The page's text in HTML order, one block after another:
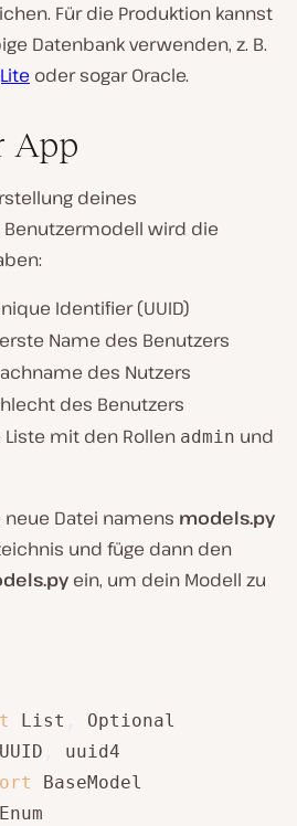
Für die Produktion kannst
Datenbank verwenden, z. B.
oder sogar Oracle.
App
deines
Benutzermodell wird die
Identifier (UUID)
Name des Benutzers
des Nutzers
des Benutzers
mit den Rollen admin und
Datei namens models.py
und füge dann den
ein, um dein Modell zu
List